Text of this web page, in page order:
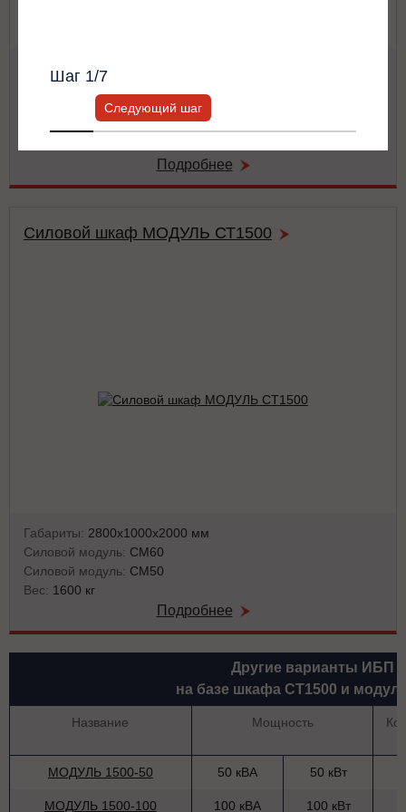
Мощность:50 кВА / 50 кВт
Число фаз на (вход/выход):3/3
486x743x174 мм
Подробнее
Силовой шкаф МОДУЛЬ СТ1500
Габариты: 2800х1000х2000 мм
Силовой модуль: СМ60
Силовой модуль: СМ50
Вес: 1600 кг
Подробнее
Другие варианты ИБП
на базе шкафа СТ1500 и
Название Мощность
МОДУЛЬ 1500-50 50 кВА 50 кВт
МОДУЛЬ 1500-100 100 кВА 100 кВт
Шаг 1/7
Следующий шаг